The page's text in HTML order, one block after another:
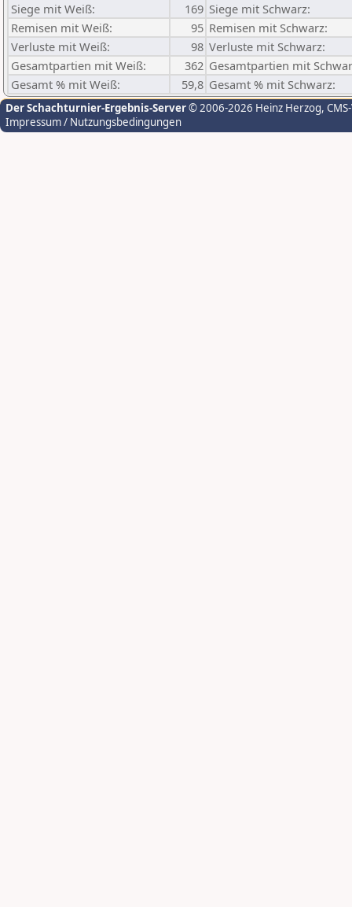
Siege mit Weiß:
169 Siege mit Schwarz:
Remisen mit Weiß:
95 Remisen mit Schwarz:
Verluste mit Weiß:
98 Verluste mit Schwarz:
Gesamtpartien mit Weiß:
362 Gesamtpartien mit
Gesamt % mit Weiß:
59,8 Gesamt % mit Schwarz:
Der Schachturnier-Ergebnis-Server© 2006-2026 Heinz Herzog,
Impressum / Nutzungsbedingungen